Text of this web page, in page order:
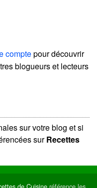
comptepour découvrir
blogueurs et lecteurs
sur votre blog et si
surRecettes